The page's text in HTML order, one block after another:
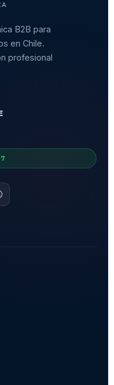
B2B para
en Chile.
profesional